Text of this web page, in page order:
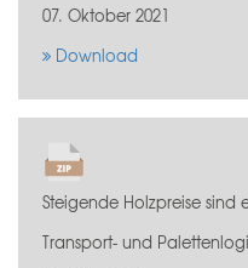
07. Oktober 2021
Download
Steigende Holzpreise sind
Transport- und